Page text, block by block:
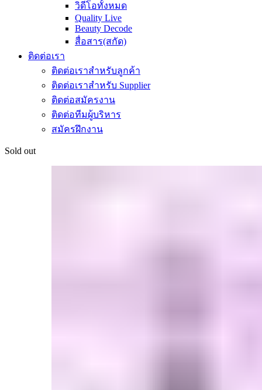
วิดีโอทั้งหมด
Quality Live
Beauty Decode
สื่อสาร(สกัด)
ติดต่อเรา
ติดต่อเราสำหรับลูกค้า
ติดต่อเราสำหรับ Supplier
ติดต่อสมัครงาน
ติดต่อทีมผู้บริหาร
สมัครฝึกงาน
Sold out